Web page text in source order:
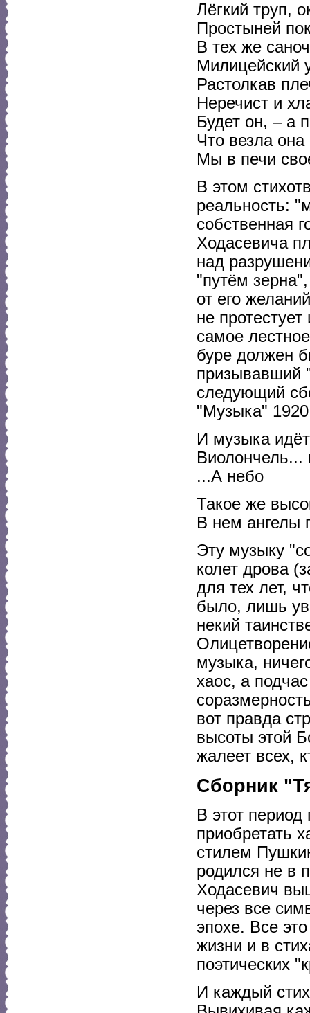
Лёгкий труп,
Простыней
В тех же
Милицейский
Растолкав
Неречист и
Будет он, – а
Что везла
Мы в печи
В этом
реальность:
собственная
Ходасевича
над
"путём
от его
не
самое
буре должен
призывавший
следующий
"Музыка" 1920
И музыка
...А небо
Такое же
В нем ангелы
Эту музыку
колет дрова
для тех лет,
было, лишь
некий
музыка,
хаос, а
вот правда
высоты этой
жалеет всех,
Сборник
В этот
приобретать
стилем
родился не в
Ходасевич
через все
эпохе. Все
жизни и в
поэтических
И каждый